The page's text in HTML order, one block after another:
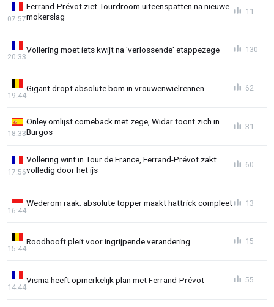
Ferrand-Prévot ziet Tourdroom uiteenspatten na nieuwe
mokerslag
07:57
11
Vollering moet iets kwijt na 'verlossende' etappezege
20:33
130
Gigant dropt absolute bom in vrouwenwielrennen
19:44
62
Onley omlijst comeback met zege, Widar toont zich in
Burgos
18:33
31
Vollering wint in Tour de France, Ferrand-Prévot zakt
volledig door het ijs
17:56
60
Wederom raak: absolute topper maakt hattrick compleet
16:44
13
Roodhooft pleit voor ingrijpende verandering
15:44
15
Visma heeft opmerkelijk plan met Ferrand-Prévot
14:44
55